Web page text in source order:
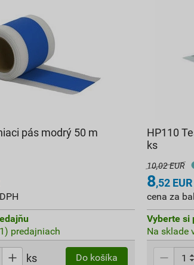
pás modrý 50 m
predajniach
ks Do košíka
HP110
ks
10,02 EUR
8,52EUR
cena za
Vyberte si
Na sklade